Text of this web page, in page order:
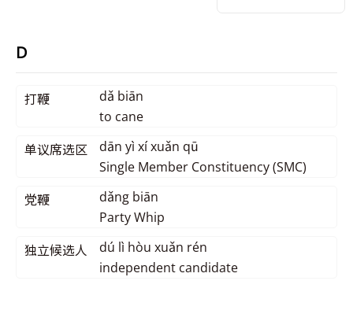
D
打鞭
dǎ biān
to cane
单议席选区
dān yì xí xuǎn qū
Single Member Constituency (SMC)
党鞭
dǎng biān
Party Whip
独立候选人
dú lì hòu xuǎn rén
independent candidate